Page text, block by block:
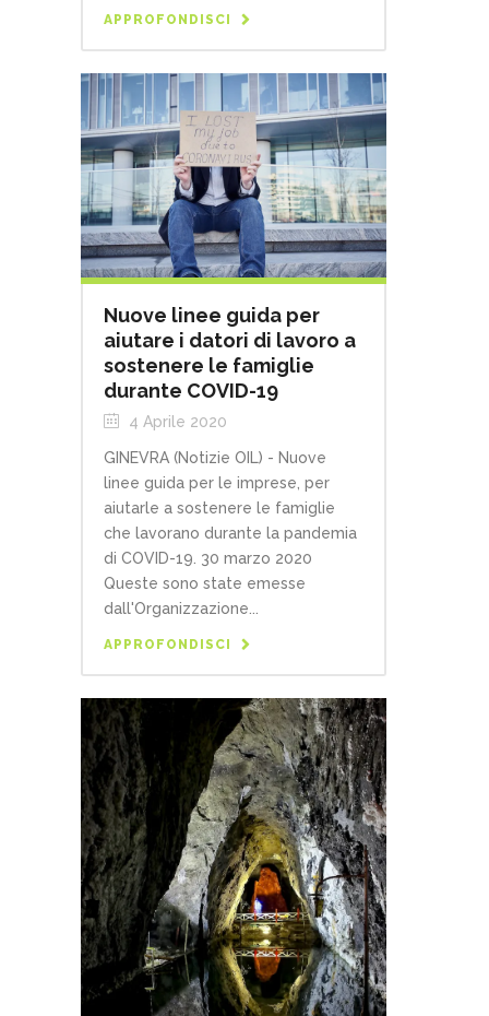
APPROFONDISCI
Nuove linee guida per
aiutare i datori di lavoro a
sostenere le famiglie
durante COVID-19
4 Aprile 2020
GINEVRA (Notizie OIL) - Nuove
linee guida per le imprese, per
aiutarle a sostenere le famiglie
che lavorano durante la pandemia
di COVID-19. 30 marzo 2020
Queste sono state emesse
dall'Organizzazione...
APPROFONDISCI